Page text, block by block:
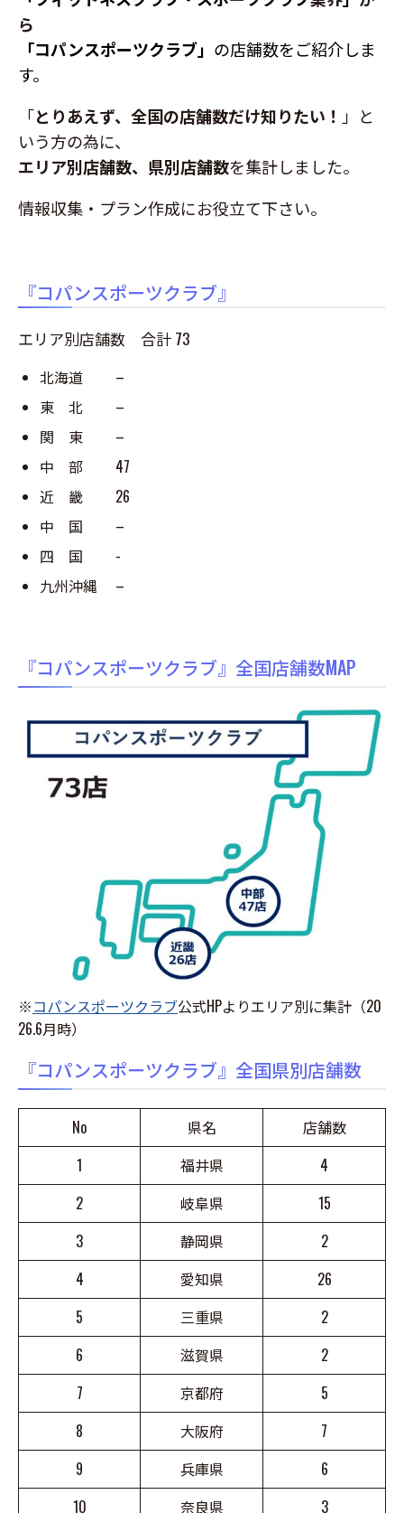
ら
「コパンスポーツクラブ」 の店舗数をご紹介しま
す。
「とりあえず、全国の店舗数だけ知りたい！ 」と
いう方の為に、
エリア別店舗数、県別店舗数を集計しました。
情報収集・プラン作成にお役立て下さい。
『コパンスポーツクラブ』
エリア別店舗数 合計 73
北海道 –
東 北 –
関 東 –
中 部 47
近 畿 26
中 国 –
四 国 -
九州沖縄 –
『コパンスポーツクラブ』全国店舗数MAP
※コパンスポーツクラブ公式HPよりエリア別に集計（20
26.6月時）
『コパンスポーツクラブ』全国県別店舗数
No 県名
店舗数
1
福井県
4
2
岐阜県
15
3
静岡県
2
4
愛知県
26
5
三重県
2
6
滋賀県
2
7
京都府
5
8
大阪府
7
9
兵庫県
6
10
奈良県 3